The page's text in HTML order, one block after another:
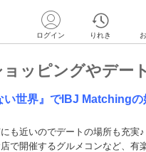
ログイン りれき
ッピングやデー
い世界』でIBJ Matchingの
も近いのでデートの場所も充実♪
で開催するグルメコンなど、有